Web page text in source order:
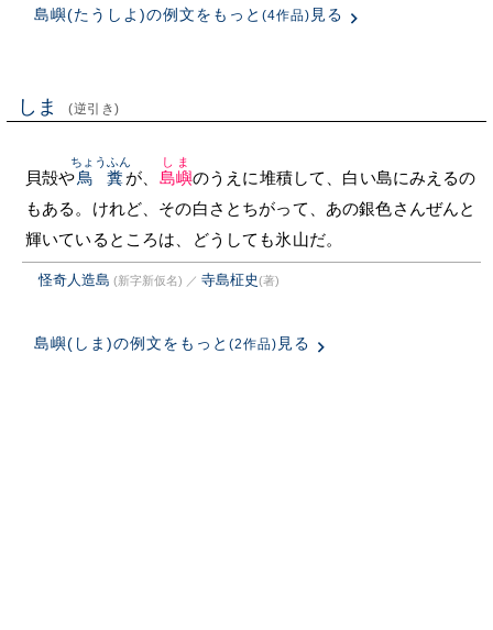
島嶼(たうしよ)の例文をもっと (4作品) 見る
しま (逆引き)
貝殻や鳥糞
ちょうふん
が、 島嶼
しま
のうえに堆積して、白い島にみえるの
もある。けれど、その白さとちがって、あの銀色さんぜんと
輝いているところは、どうしても氷山だ。
怪奇人造島 (新字新仮名) ／ 寺島柾史(著)
島嶼(しま)の例文をもっと (2作品) 見る